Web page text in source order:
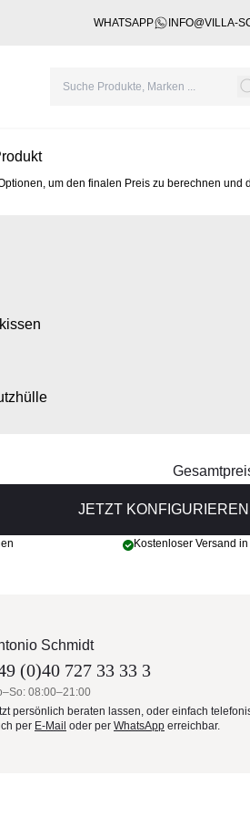
WHATSAPP INFO@VILLA-
um den finalen Preis zu berechnen und
JETZT KONFIGURIEREN
Kostenloser Versand in
Schmidt
(0)40 727 33 33 3
08:00–21:00
persönlich beraten lassen, oder einfach
per E-Mail oder per WhatsApp erreichbar.